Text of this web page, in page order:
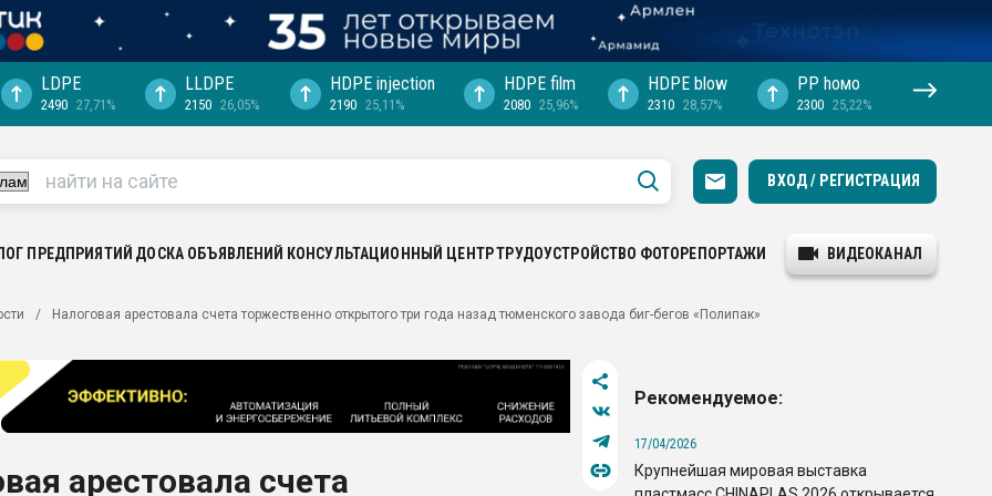
выходит на
рынке
LDPE
2490 27,71%
LLDPE
2150 26,05%
HDPE injection
2190 25,11%
HDPE film
2080 25,96%
HDPE blow
2310 28,57%
PP hомо
2300 25,22%
ВХОД / РЕГИСТРАЦИЯ
ПРЕДПРИЯТИЙ ДОСКА ОБЪЯВЛЕНИЙ КОНСУЛЬТАЦИОННЫЙ ЦЕНТРТРУДОУСТРОЙСТВО ФОТОРЕПОРТАЖИ ВИДЕОКАНАЛ
Налоговая арестовала счета торжественно открытого три года назад тюменского завода биг-бегов «Полипак»
арестовала счета
Рекомендуемое:
17/04/2026
Крупнейшая мировая выставка